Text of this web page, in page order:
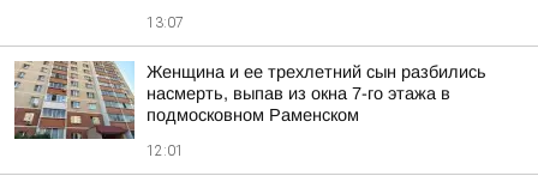
13:07
Женщина и ее трехлетний сын разбились
насмерть, выпав из окна 7-го этажа в
подмосковном Раменском
12:01